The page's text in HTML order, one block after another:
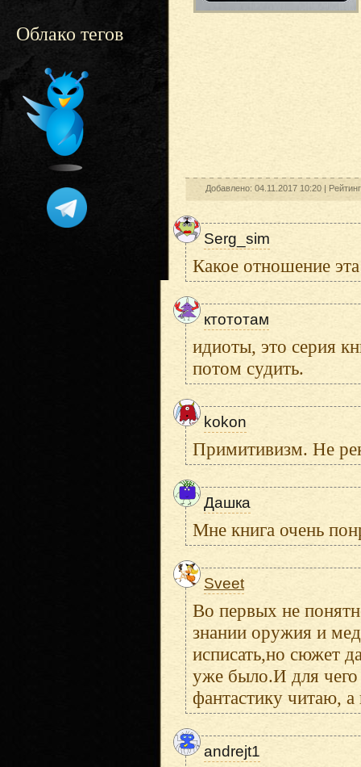
Облако тегов
Добавлено: 04.11.2017 10:20 |
Serg_sim
Какое отношение
ктототам
идиоты, это серия
потом судить.
kokon
Примитивизм. Не
Дашка
Мне книга очень
Sveet
Во первых не
знании оружия и
исписать,но сюжет
уже было.И для чего
фантастику читаю,
andrejt1